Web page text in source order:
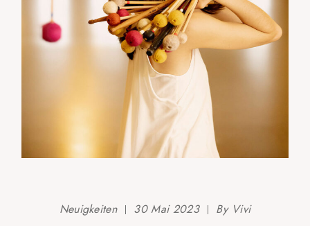
Neuigkeiten 30 Mai 2023 By Vivi